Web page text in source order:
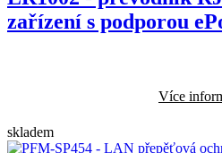
zařízení s podporou
Více
skladem